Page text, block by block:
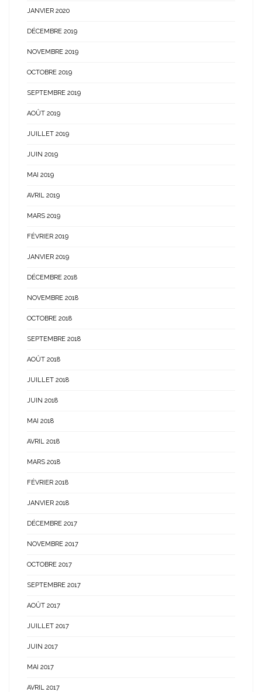
JANVIER 2020
DÉCEMBRE 2019
NOVEMBRE 2019
OCTOBRE 2019
SEPTEMBRE 2019
AOÛT 2019
JUILLET 2019
JUIN 2019
MAI 2019
AVRIL 2019
MARS 2019
FÉVRIER 2019
JANVIER 2019
DÉCEMBRE 2018
NOVEMBRE 2018
OCTOBRE 2018
SEPTEMBRE 2018
AOÛT 2018
JUILLET 2018
JUIN 2018
MAI 2018
AVRIL 2018
MARS 2018
FÉVRIER 2018
JANVIER 2018
DÉCEMBRE 2017
NOVEMBRE 2017
OCTOBRE 2017
SEPTEMBRE 2017
AOÛT 2017
JUILLET 2017
JUIN 2017
MAI 2017
AVRIL 2017